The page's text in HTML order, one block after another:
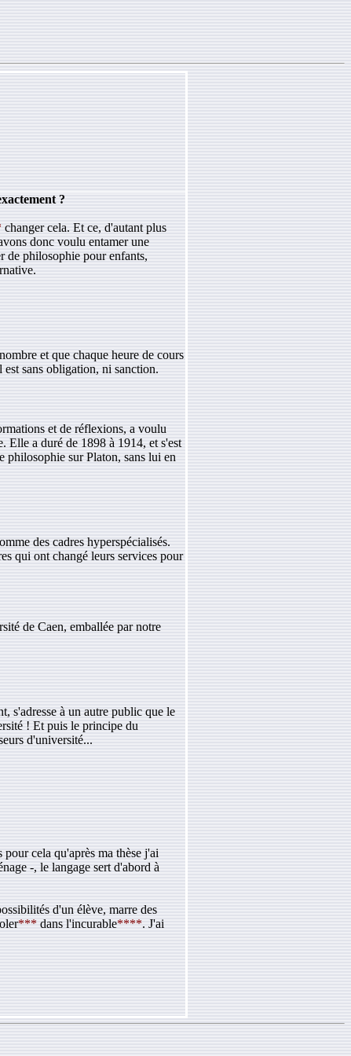
?
changer cela. Et ce, d'autant plus
donc voulu entamer une
de philosophie pour enfants,
et que chaque heure de cours
sans obligation, ni sanction.
et de réflexions, a voulu
Elle a duré de 1898 à 1914, et s'est
philosophie sur Platon, sans lui en
des cadres hyperspécialisés.
qui ont changé leurs services pour
de Caen, emballée par notre
s'adresse à un autre public que le
! Et puis le principe du
d'université...
cela qu'après ma thèse j'ai
-, le langage sert d'abord à
d'un élève, marre des
*** dans l'incurable****. J'ai